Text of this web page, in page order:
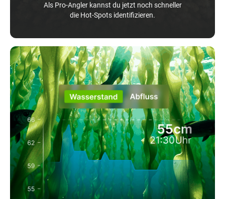
Als Pro-Angler kannst du jetzt noch schneller
die Hot-Spots identifizieren.